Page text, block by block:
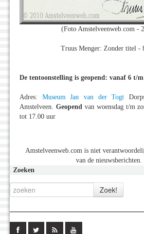
(Foto Amstelveenweb.com -
Truus Menger: Zonder titel -
De tentoonstelling is geopend: vanaf 6 t/
Adres: Museum Jan van der Togt
Amstelveen. Geopendvan woensdag t/m
tot 17.00 uur
Amstelveenweb.com is niet
van de nieuwsberichten.
Zoeken